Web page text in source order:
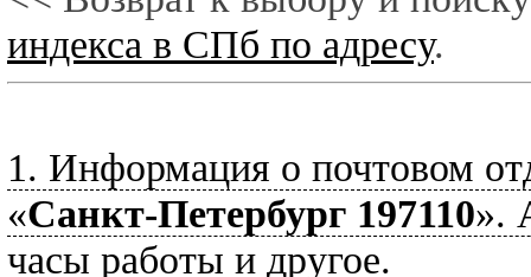
индекса в СПб по адресу.
1. Информация о почтовом
«Санкт-Петербург 197110».
часы работы и другое.